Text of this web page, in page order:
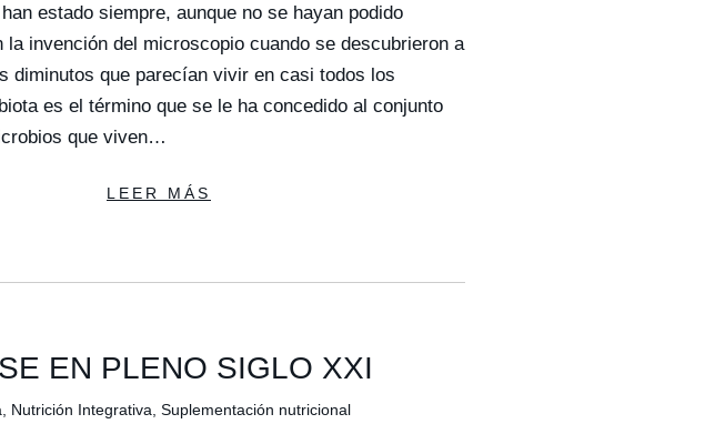
estado siempre, aunque no se hayan podido
la invención del microscopio cuando se descubrieron a
diminutos que parecían vivir en casi todos los
es el término que se le ha concedido al conjunto
que viven…
LEER MÁS
EN PLENO SIGLO XXI
Nutrición Integrativa Suplementación nutricional